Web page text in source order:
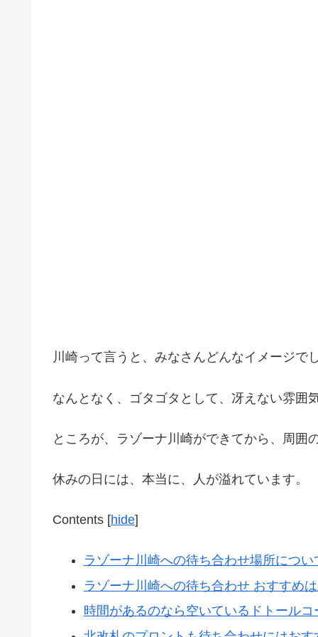
川崎って言うと、みなさんどんなイメージで
なんとなく、ゴタゴタとして、冴えない雰囲
ところが、ラゾーナ川崎ができてから、周囲
休みの日には、本当に、人が溢れています。
Contents [hide]
ラゾーナ川崎への待ち合わせ場所につい
ラゾーナ川崎への待ち合わせ おすすめ
時間があるのなら空いているドトールコ